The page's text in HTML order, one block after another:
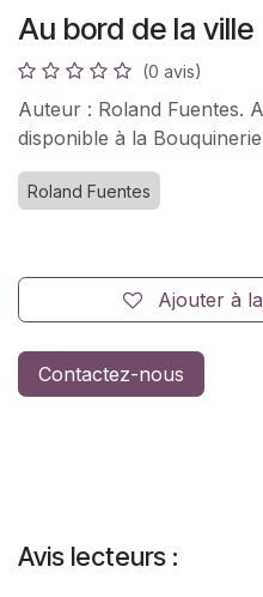
Au bord de la ville
(0 avis)
Auteur : Roland Fuentes.
disponible à la
Roland Fuentes
Ajouter à
Contactez-nous
Avis lecteurs :